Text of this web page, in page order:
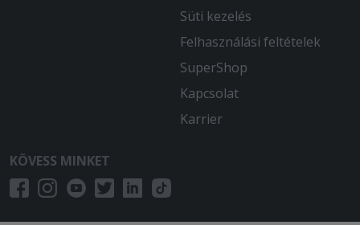
Süti kezelés
Felhasználási feltételek
SuperShop
Kapcsolat
Karrier
KÖVESS MINKET